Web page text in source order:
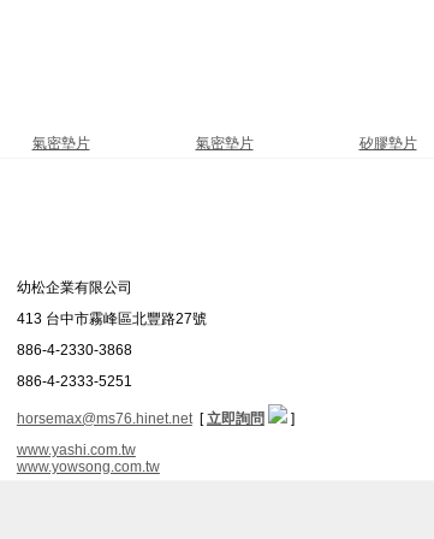
氣密墊片 氣密墊片 矽膠墊片
幼松企業有限公司
413 台中市霧峰區北豐路27號
886-4-2330-3868
886-4-2333-5251
horsemax@ms76.hinet.net[立即詢問
]
www.yashi.com.tw
www.yowsong.com.tw